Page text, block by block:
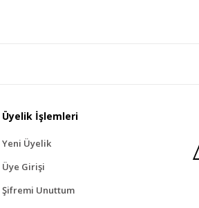
Üyelik İşlemleri
Yeni Üyelik
Üye Girişi
Şifremi Unuttum